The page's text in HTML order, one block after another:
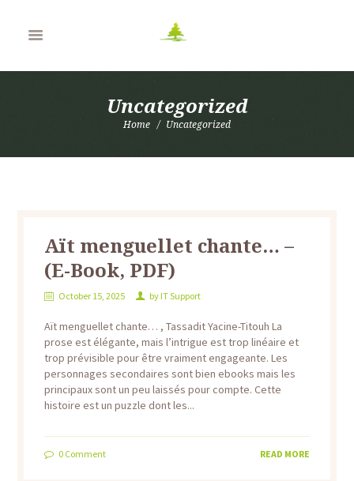
Uncategorized
Home Uncategorized
Aït menguellet chante… –
(E-Book, PDF)
October 15, 2025 by IT Support
Aït menguellet chante… , Tassadit Yacine-Titouh La
prose est élégante, mais l’intrigue est trop linéaire et
trop prévisible pour être vraiment engageante. Les
personnages secondaires sont bien ebooks mais les
principaux sont un peu laissés pour compte. Cette
histoire est un puzzle dont les...
0Comment READ MORE